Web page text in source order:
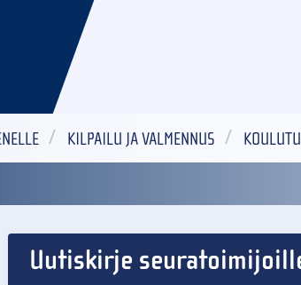
KILPAILU JA VALMENNUS
Uutiskirje